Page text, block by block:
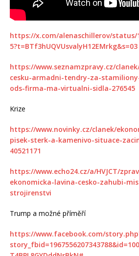
https://x.com/alenaschillerov/status/
5?t=BTf3hUQVUsvalyH12EMrkg&s=03
https://www.seznamzpravy.cz/
cesku-armadni-tendry-za-
ods-firma-ma-virtualni-sidla-276545
Krize
https://www.novinky.cz/clanek/
pisek-sterk-a-kamenivo-situace-
40521171
https://www.echo24.cz/a/HVJCT/
ekonomicka-lavina-cesko-zahubi-
strojirenstvi
Trump a možné příměří
https://www.facebook.com/